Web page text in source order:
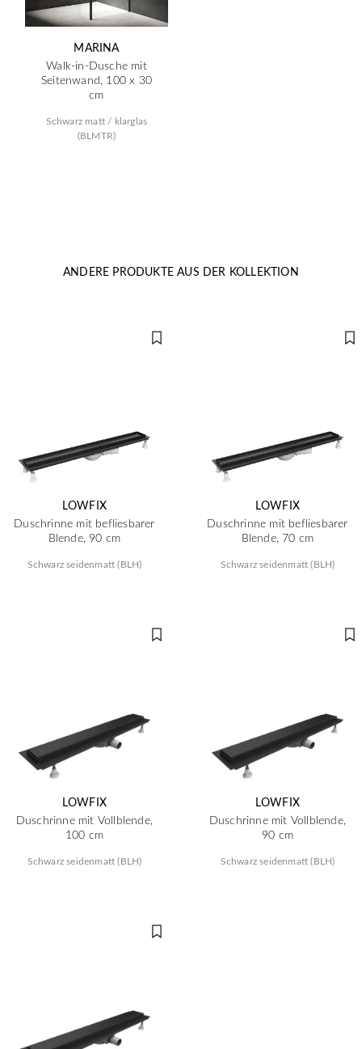
MARINA
Walk-in-Dusche mit
Seitenwand, 100 x 30
cm
Schwarz matt / klarglas
(BLMTR)
ANDERE PRODUKTE AUS DER KOLLEKTION
LOWFIX
Duschrinne mit befliesbarer
Blende, 90 cm
Schwarz seidenmatt (BLH)
LOWFIX
Duschrinne mit befliesbarer
Blende, 70 cm
Schwarz seidenmatt (BLH)
LOWFIX
Duschrinne mit Vollblende,
100 cm
Schwarz seidenmatt (BLH)
LOWFIX
Duschrinne mit Vollblende,
90 cm
Schwarz seidenmatt (BLH)